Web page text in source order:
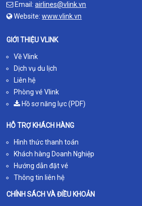
Email:airlines@vlink.vn
Website:www.vlink.vn
GIỚI THIỆU VLINK
Về Vlink
Dịch vụ du lịch
Liên hệ
Phòng vé Vlink
Hồ sơ năng lực (PDF)
HỖ TRỢ KHÁCH HÀNG
Hình thức thanh toán
Khách hàng Doanh Nghiệp
Hướng dẫn đặt vé
Thông tin liên hệ
CHÍNH SÁCH VÀ ĐIỀU KHOẢN